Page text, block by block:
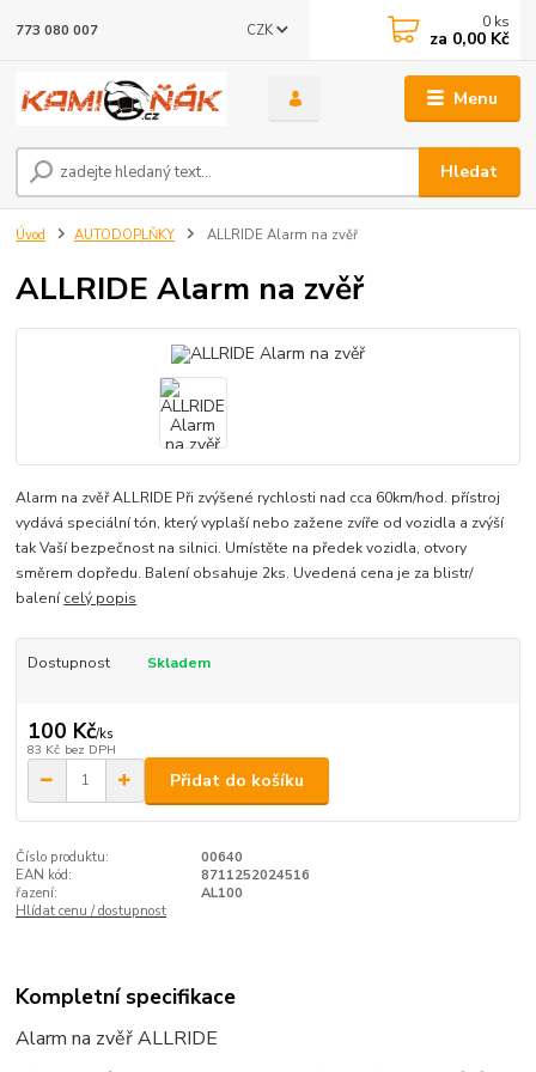
Menu
CZK
Hledat
773 080 007 0 ks
za 0,00 Kč
Úvod AUTODOPLŇKY ALLRIDE Alarm na zvěř
ALLRIDE Alarm na zvěř
Alarm na zvěř ALLRIDE Při zvýšené rychlosti nad cca 60km/hod. přístroj
vydává speciální tón, který vyplaší nebo zažene zvíře od vozidla a zvýší
tak Vaší bezpečnost na silnici. Umístěte na předek vozidla, otvory
směrem dopředu. Balení obsahuje 2ks. Uvedená cena je za blistr/
balenícelý popis
Dostupnost Skladem
100 Kč/ks
83 Kč bez DPH
Přidat do košíku
Číslo produktu:
00640
EAN kód:
8711252024516
řazení:
AL100
Hlídat cenu / dostupnost
Kompletní specifikace
Alarm na zvěř ALLRIDE